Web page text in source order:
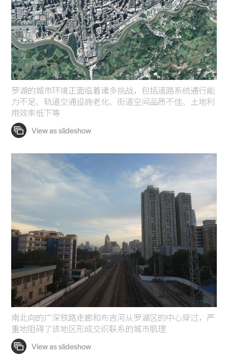
罗湖的城市环境正面临着诸多挑战，包括道路系统通行能
力不足、轨道交通设施老化、街道空间品质不佳、土地利
用效率低下等
南北向的广深铁路走廊和布吉河从罗湖区的中心穿过，严
重地阻碍了该地区形成交织联系的城市肌理